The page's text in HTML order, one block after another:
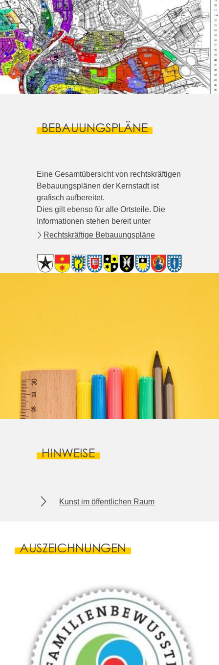
BEBAUUNGSPLÄNE
Eine Gesamtübersicht von rechtskräftigen
Bebauungsplänen der Kernstadt ist
grafisch aufbereitet.
Dies gilt ebenso für alle Ortsteile. Die
Informationen stehen bereit unter
Rechtskräftige Bebauungspläne
HINWEISE
Kunst im öffentlichen Raum
AUSZEICHNUNGEN